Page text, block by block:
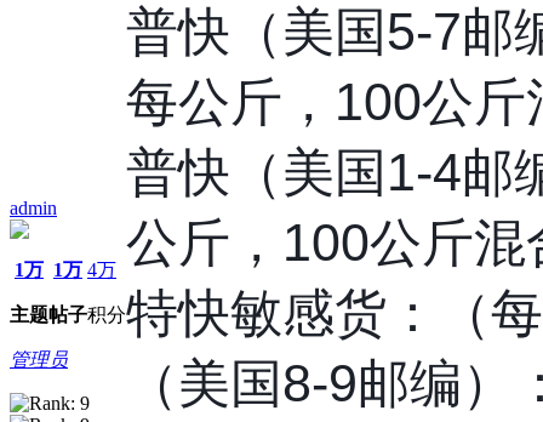
admin
1万
主题
1万
帖子
4万
积分
管理员
普快（美国5-7邮
每公斤，️100公
普快（美国1-4邮
公斤，️100公斤
特快敏感货：（
（美国8-9邮编